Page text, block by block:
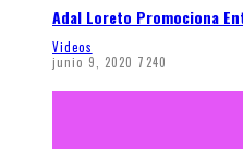
Adal Loreto Promociona
Videos
junio 9, 2020 7240